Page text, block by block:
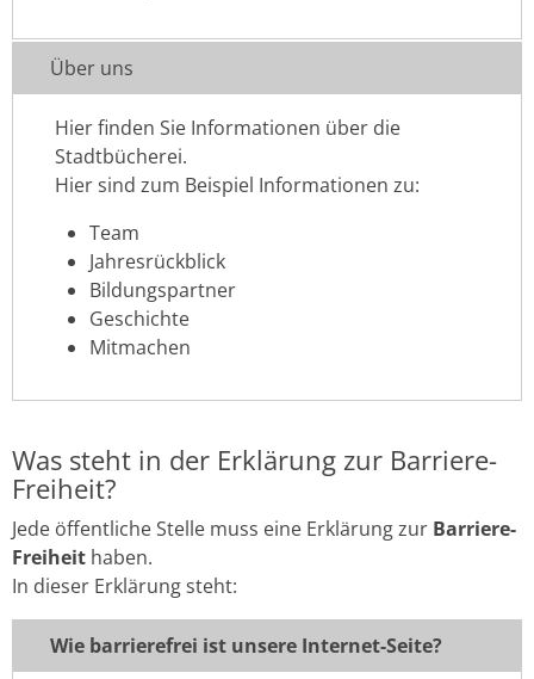
Über uns
Hier finden Sie Informationen über die
Stadtbücherei.
Hier sind zum Beispiel Informationen zu:
Team
Jahresrückblick
Bildungspartner
Geschichte
Mitmachen
Was steht in der Erklärung zur Barriere-
Freiheit?
Jede öffentliche Stelle muss eine Erklärung zur Barriere-
Freiheit haben.
In dieser Erklärung steht:
Wie barrierefrei ist unsere Internet-Seite?